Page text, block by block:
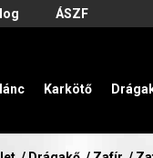
ÁSZF
Karkötő